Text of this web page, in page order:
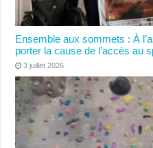
Ensemble aux sommets : À
porter la cause de l’accès au
3 juillet 2026